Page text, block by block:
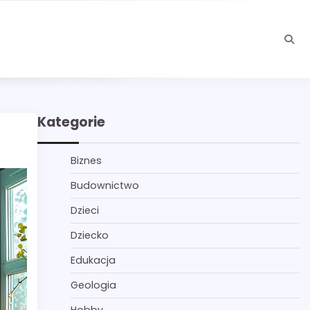
Kategorie
Biznes
Budownictwo
Dzieci
Dziecko
Edukacja
Geologia